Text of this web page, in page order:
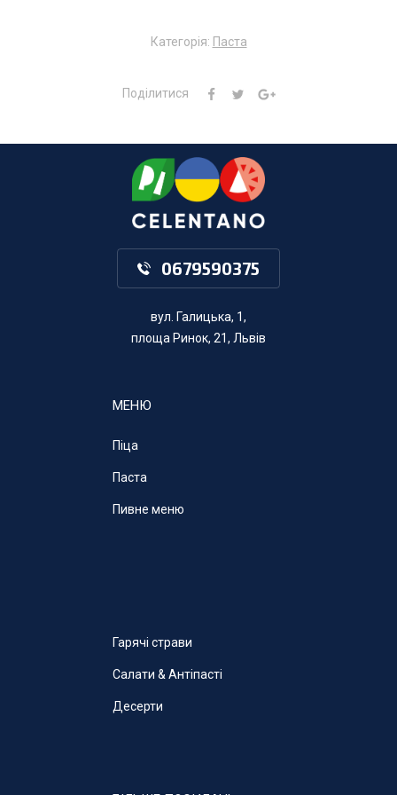
Категорія: Паста
Поділитися
0679590375
вул. Галицька, 1,
площа Ринок, 21, Львів
МЕНЮ
Піца
Паста
Пивне меню
Гарячі страви
Салати & Антіпасті
Десерти